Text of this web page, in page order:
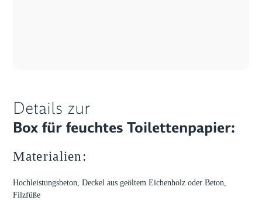
Details zur
Box für feuchtes Toilettenpapier:
Materialien:
Hochleistungsbeton, Deckel aus geöltem Eichenholz oder Beton,
Filzfüße